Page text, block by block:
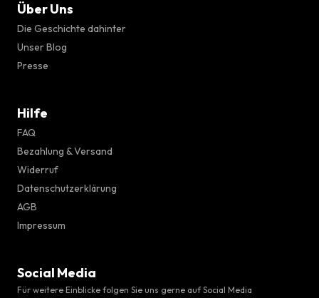
Über Uns
Die Geschichte dahinter
Unser Blog
Presse
Hilfe
FAQ
Bezahlung & Versand
Widerruf
Datenschutzerklärung
AGB
Impressum
Social Media
Für weitere Einblicke folgen Sie uns gerne auf Social Media